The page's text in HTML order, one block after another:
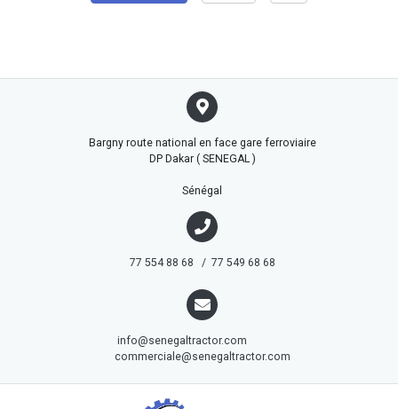
Bargny route national en face gare ferroviaire
DP Dakar ( SENEGAL )
Sénégal
77 554 88 68 / 77 549 68 68
info@senegaltractor.com
commerciale@senegaltractor.com